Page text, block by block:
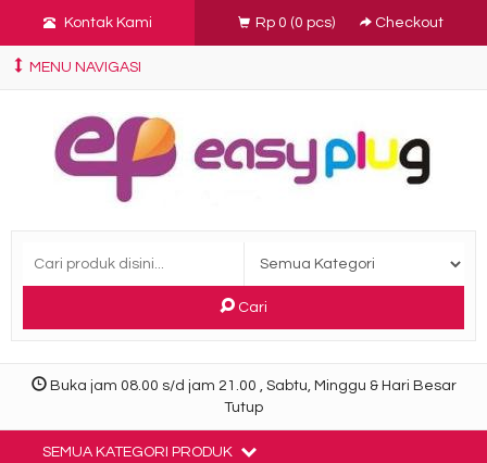
Kontak Kami Rp 0 (0 pcs) Checkout
MENU NAVIGASI
Cari
Buka jam 08.00 s/d jam 21.00 , Sabtu, Minggu & Hari Besar
Tutup
SEMUA KATEGORI PRODUK